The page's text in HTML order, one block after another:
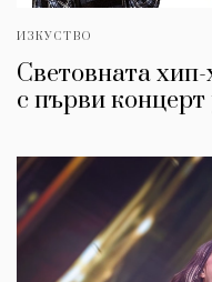
ИЗКУСТВО
Световната
с първи